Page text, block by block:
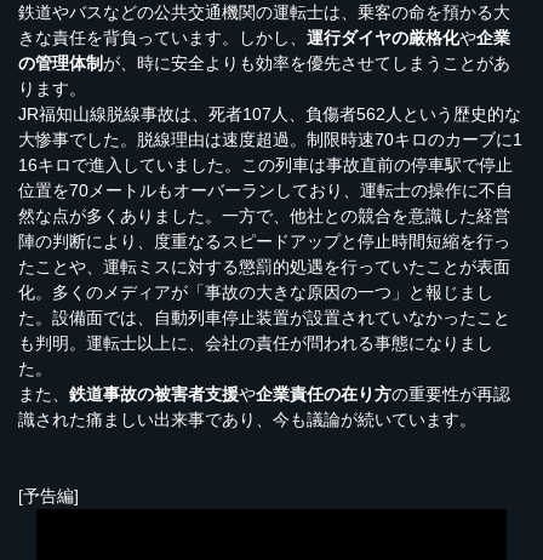
鉄道やバスなどの公共交通機関の運転士は、乗客の命を預かる大
きな責任を背負っています。しかし、 運行ダイヤの厳格化や企業
の管理体制が、時に安全よりも効率を優先させてしまうことがあ
ります。
JR福知山線脱線事故は、死者107人、負傷者562人という歴史的な
大惨事でした。脱線理由は速度超過。制限時速70キロのカーブに1
16キロで進入していました。この列車は事故直前の停車駅で停止
位置を70メートルもオーバーランしており、運転士の操作に不自
然な点が多くありました。一方で、他社との競合を意識した経営
陣の判断により、度重なるスピードアップと停止時間短縮を行っ
たことや、運転ミスに対する懲罰的処遇を行っていたことが表面
化。多くのメディアが「事故の大きな原因の一つ」と報じまし
た。設備面では、自動列車停止装置が設置されていなかったこと
も判明。運転士以上に、会社の責任が問われる事態になりまし
た。
また、 鉄道事故の被害者支援や企業責任の在り方の重要性が再認
識された痛ましい出来事であり、今も議論が続いています。
[予告編]